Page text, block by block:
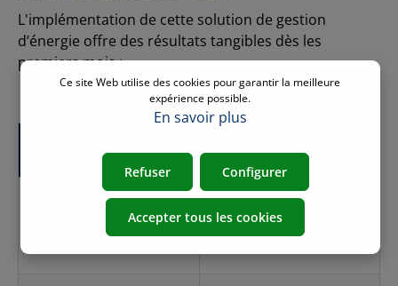
L'implémentation de cette solution de gestion
d’énergie offre des résultats tangibles dès les
premiers mois :
Facture énergétique
Réduction de25% à
35%par an [source
Milesight].
Ce site Web utilise des cookies pour garantir la meilleure
expérience possible.
En savoir plus
Refuser Configurer
Accepter tous les cookies